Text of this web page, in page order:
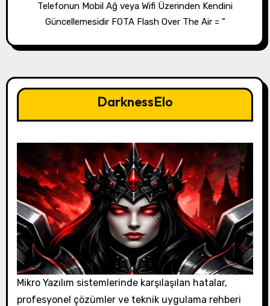
Telefonun Mobil Ağ veya Wifi Üzerinden Kendini
Güncellemesidir FOTA Flash Over The Air = ”
DarknessElo
Mikro Yazılım sistemlerinde karşılaşılan hatalar,
profesyonel çözümler ve teknik uygulama rehberi